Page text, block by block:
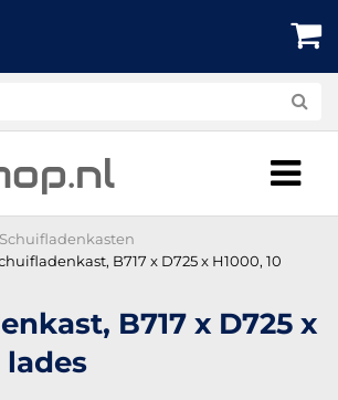
.nl
Schuifladenkasten
B717 x D725 x H1000, 10
B717 x D725 x
lades